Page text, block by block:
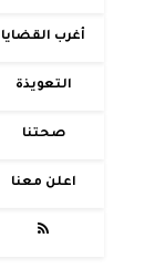
أغرب القضايا
التعويذة
صحتنا
اعلن معنا
